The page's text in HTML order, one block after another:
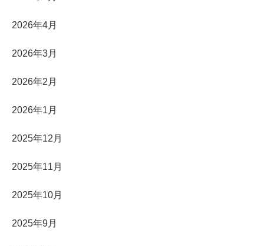
2026年4月
2026年3月
2026年2月
2026年1月
2025年12月
2025年11月
2025年10月
2025年9月